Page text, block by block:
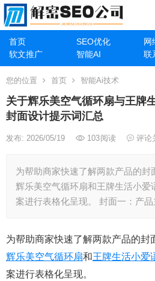
首页 SEO优化 网
软文推广
智能AI 联
您的位置 首页 智能Ai技术
关于辉乐美空气循环扇与王牌
封面设计提示词汇总
发布: 2026/05/19 103阅读 评论
为帮助商家快速了解两款产品的封
辉乐美空气循环扇和王牌生活小爱
案进行表格化呈现。 封面一：产
为帮助商家快速了解两款产品的封
辉乐美空气循环扇和王牌生活小爱
案进行表格化呈现。